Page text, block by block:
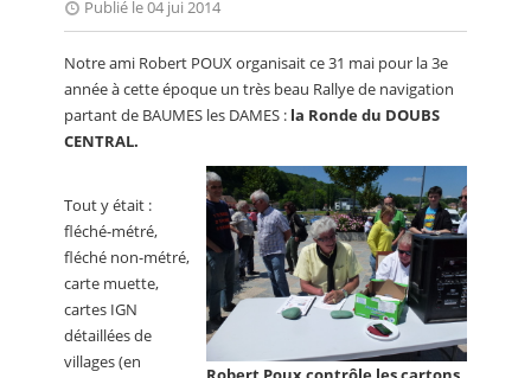
Publié le 04 jui 2014
Notre ami Robert POUX organisait ce 31 mai pour la 3e
année à cette époque un très beau Rallye de navigation
partant de BAUMES les DAMES : la Ronde du DOUBS
CENTRAL.
Tout y était :
fléché-métré,
fléché non-métré,
carte muette,
cartes IGN
détaillées de
villages (en